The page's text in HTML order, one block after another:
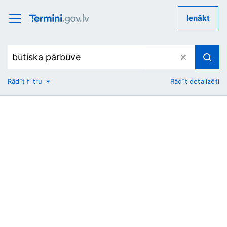
Ienākt
No
Rādīt filtru Rādīt detalizēti